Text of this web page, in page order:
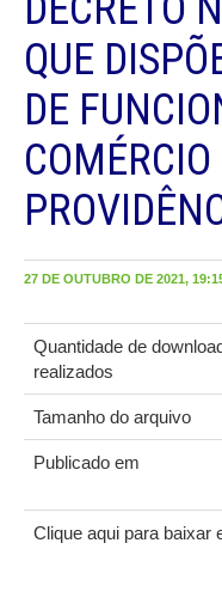
QUE
DE
27 DE OUTUBRO DE 2021,
Quantidade de
realizados
Tamanho do arquivo
Publicado em
Clique aqui para baixar